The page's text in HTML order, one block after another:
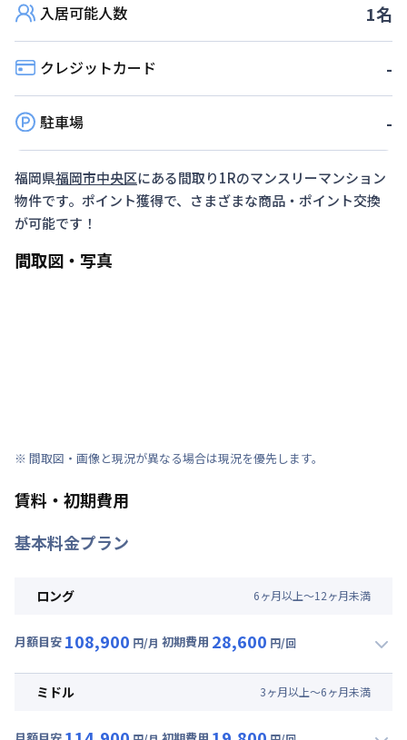
入居可能人数 1名
クレジットカード -
駐車場 -
福岡県福岡市中央区にある間取り1Rのマンスリーマンション
物件です。ポイント獲得で、さまざまな商品・ポイント交換
が可能です！
間取図・写真
※ 間取図・画像と現況が異なる場合は現況を優先します。
賃料・初期費用
基本料金プラン
ロング 6ヶ月以上～12ヶ月未満
月額目安 108,900 円/月 初期費用 28,600 円/回
月額賃料目安(30日利用)
ミドル 3ヶ月以上～6ヶ月未満